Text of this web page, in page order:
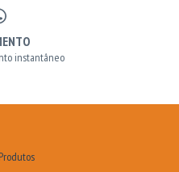
instantâneo
Produtos